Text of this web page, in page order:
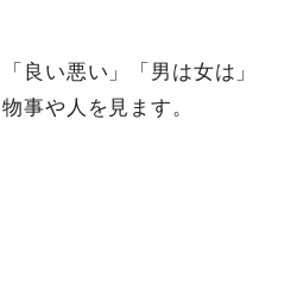
良い悪い」「男は女は」
事や人を見ます。